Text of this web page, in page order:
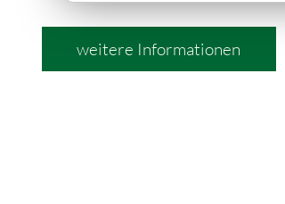
weitere Informationen